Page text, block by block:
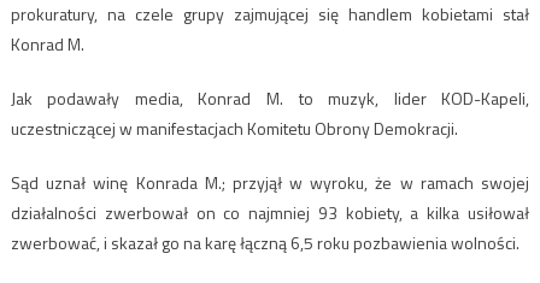
prokuratury, na czele grupy zajmującej się handlem kobietami stał
Konrad M.
Jak podawały media, Konrad M. to muzyk, lider KOD-Kapeli,
uczestniczącej w manifestacjach Komitetu Obrony Demokracji.
Sąd uznał winę Konrada M.; przyjął w wyroku, że w ramach swojej
działalności zwerbował on co najmniej 93 kobiety, a kilka usiłował
zwerbować, i skazał go na karę łączną 6,5 roku pozbawienia wolności.